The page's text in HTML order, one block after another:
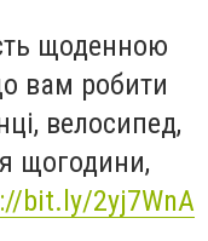
щоденною
вам робити
велосипед,
щогодини,
bit.ly/2yj7WnA